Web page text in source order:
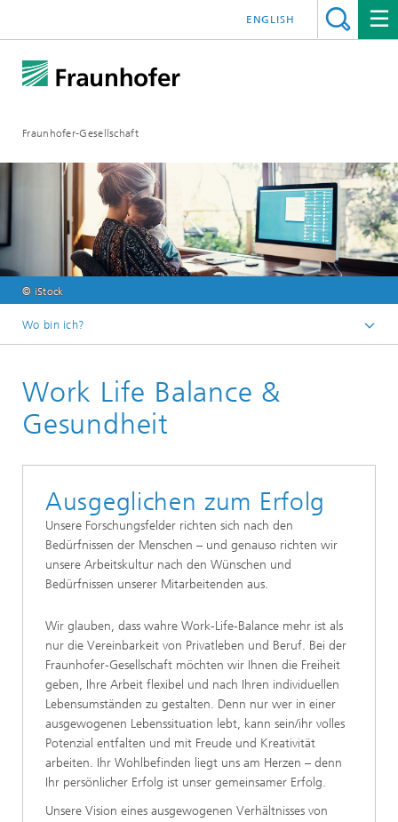
Fraunhofer-Gesellschaft
ENGLISH
© iStock
Wo bin ich?
Jobs / Karriere
Fraunhofer als Arbeitgeber
Work Life Balance &
Gesundheit
Ausgeglichen zum Erfolg
Unsere Forschungsfelder richten sich nach den
Bedürfnissen der Menschen – und genauso richten wir
unsere Arbeitskultur nach den Wünschen und
Bedürfnissen unserer Mitarbeitenden aus.
Wir glauben, dass wahre Work-Life-Balance mehr ist als
nur die Vereinbarkeit von Privatleben und Beruf. Bei der
Fraunhofer-Gesellschaft möchten wir Ihnen die Freiheit
geben, Ihre Arbeit flexibel und nach Ihren individuellen
Lebensumständen zu gestalten. Denn nur wer in einer
ausgewogenen Lebenssituation lebt, kann sein/ihr volles
Potenzial entfalten und mit Freude und Kreativität
arbeiten. Ihr Wohlbefinden liegt uns am Herzen – denn
Ihr persönlicher Erfolg ist unser gemeinsamer Erfolg.
Unsere Vision eines ausgewogenen Verhältnisses von